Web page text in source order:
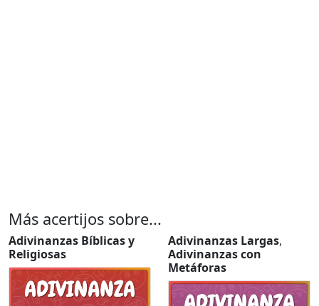
Más acertijos sobre...
Adivinanzas Bíblicas y
Religiosas
Adivinanzas Largas,
Adivinanzas con
Metáforas